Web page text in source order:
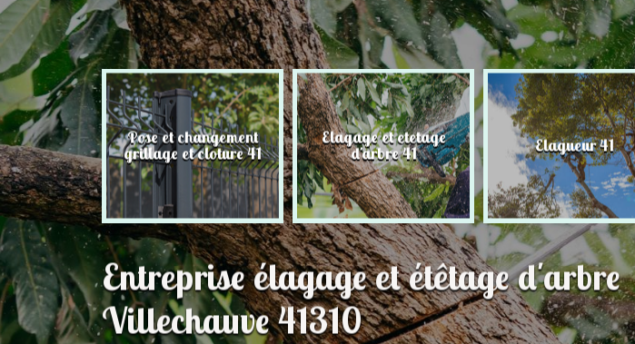
41 Pose et changement
grillage et cloture 41
Elagage et etetage
d'arbre 41 Elagueur 41
Entreprise élagage et étêtage d'arbre
Villechauve 41310